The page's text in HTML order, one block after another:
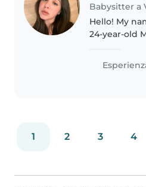
Babysitter a
Hello! My
24-year-old
at IUAV
caring,
1 2 3 4